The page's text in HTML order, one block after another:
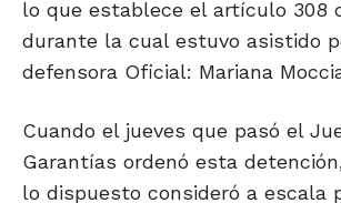
lo que establece el artículo 308
durante la cual estuvo asistido
defensora Oficial: Mariana
Cuando el jueves que pasó el
Garantías ordenó esta
lo dispuesto consideró a escala